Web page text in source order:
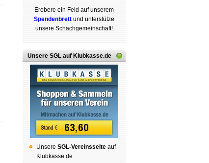
Erobere ein Feld auf unserem
Spenden­brett und unterstütze
unsere Schach­ge­mein­schaft!
Unsere SGL auf Klubkasse.de
Unsere SGL-Ver­eins­sei­te auf
Klubkasse.de